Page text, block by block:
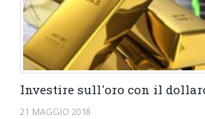
Investire sull'oro con il
21 MAGGIO 2018